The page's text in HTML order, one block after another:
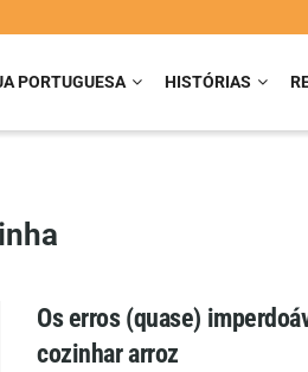
PORTUGUESA HISTÓRIAS
Os erros (quase)
cozinhar arroz